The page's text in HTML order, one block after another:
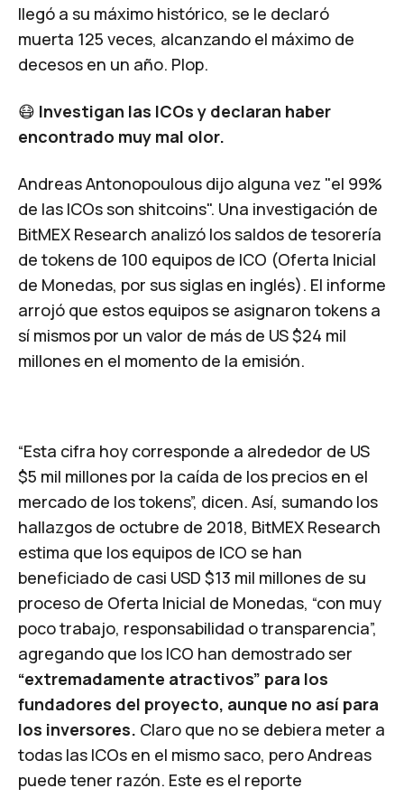
llegó a su máximo histórico, se le declaró
muerta 125 veces, alcanzando el máximo de
decesos en un año. Plop.
😷 Investigan las ICOs y declaran haber
encontrado muy mal olor.
Andreas Antonopoulous dijo alguna vez "el 99%
de las ICOs son shitcoins". Una investigación de
BitMEX Research analizó los saldos de tesorería
de tokens de 100 equipos de ICO (Oferta Inicial
de Monedas, por sus siglas en inglés). El informe
arrojó que estos equipos se asignaron tokens a
sí mismos por un valor de más de US $24 mil
millones en el momento de la emisión.
“Esta cifra hoy corresponde a alrededor de US
$5 mil millones por la caída de los precios en el
mercado de los tokens”, dicen. Así, sumando los
hallazgos de octubre de 2018, BitMEX Research
estima que los equipos de ICO se han
beneficiado de casi USD $13 mil millones de su
proceso de Oferta Inicial de Monedas, “con muy
poco trabajo, responsabilidad o transparencia”,
agregando que los ICO han demostrado ser
“extremadamente atractivos” para los
fundadores del proyecto, aunque no así para
los inversores. Claro que no se debiera meter a
todas las ICOs en el mismo saco, pero Andreas
puede tener razón. Este es el reporte